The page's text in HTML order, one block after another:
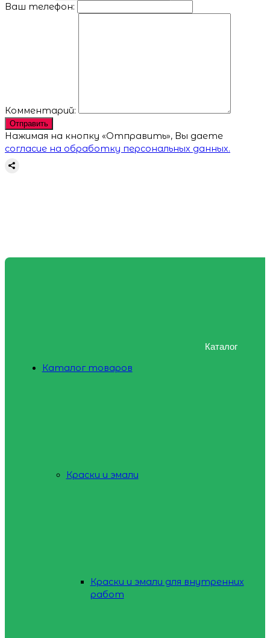
Ваш телефон:
Комментарий:
Отправить
Нажимая на кнопку «Отправить», Вы даете
согласие на обработку персональных данных.
Каталог
Каталог товаров
Краски и эмали
Краски и эмали для внутренних
работ